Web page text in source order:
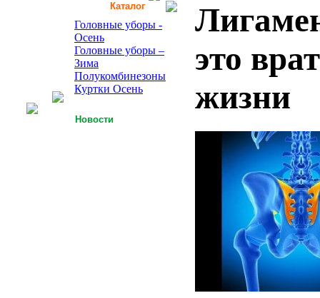
Каталог
Головные уборы -
Осень
Головные уборы –
Зима
Полукомбинезоны
Куртки Осень
Новости
это
жизни